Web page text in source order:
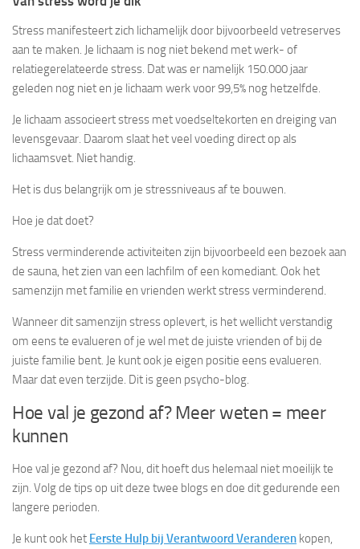
Stress manifesteert zich lichamelijk door bijvoorbeeld vetreserves
aan te maken. Je lichaam is nog niet bekend met werk- of
relatiegerelateerde stress. Dat was er namelijk 150.000 jaar
geleden nog niet en je lichaam werk voor 99,5% nog hetzelfde.
Je lichaam associeert stress met voedseltekorten en dreiging van
levensgevaar. Daarom slaat het veel voeding direct op als
lichaamsvet. Niet handig.
Het is dus belangrijk om je stressniveaus af te bouwen.
Hoe je dat doet?
Stress verminderende activiteiten zijn bijvoorbeeld een bezoek aan
de sauna, het zien van een lachfilm of een komediant. Ook het
samenzijn met familie en vrienden werkt stress verminderend.
Wanneer dit samenzijn stress oplevert, is het wellicht verstandig
om eens te evalueren of je wel met de juiste vrienden of bij de
juiste familie bent. Je kunt ook je eigen positie eens evalueren.
Maar dat even terzijde. Dit is geen psycho-blog.
Hoe val je gezond af? Meer weten = meer
kunnen
Hoe val je gezond af? Nou, dit hoeft dus helemaal niet moeilijk te
zijn. Volg de tips op uit deze twee blogs en doe dit gedurende een
langere perioden.
Je kunt ook het Eerste Hulp bij Verantwoord Veranderen kopen,